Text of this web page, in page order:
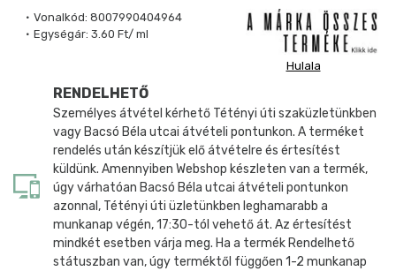
Vonalkód: 8007990404964
Egységár: 3.60 Ft/ ml
Hulala
RENDELHETŐ
Személyes átvétel kérhető Tétényi úti szaküzletünkben
vagy Bacsó Béla utcai átvételi pontunkon. A terméket
rendelés után készítjük elő átvételre és értesítést
küldünk. Amennyiben Webshop készleten van a termék,
úgy várhatóan Bacsó Béla utcai átvételi pontunkon
azonnal, Tétényi úti üzletünkben leghamarabb a
munkanap végén, 17:30-tól vehető át. Az értesítést
mindkét esetben várja meg. Ha a termék Rendelhető
státuszban van, úgy terméktől függően 1-2 munkanap